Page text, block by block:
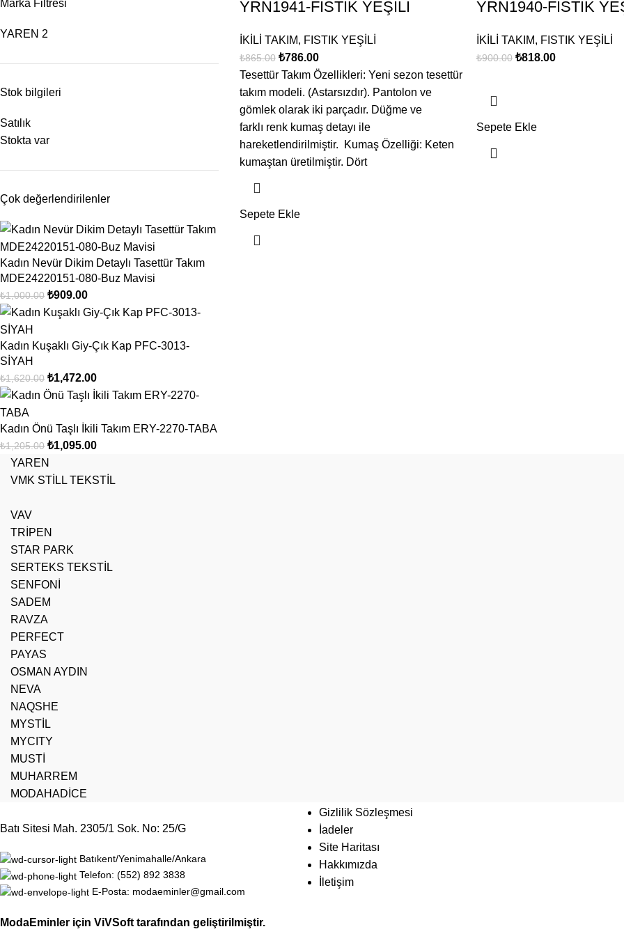
Marka Filtresi
YAREN 2
Stok bilgileri
Satılık
Stokta var
Çok değerlendirilenler
Kadın Nevür Dikim Detaylı Tasettür Takım
MDE24220151-080-Buz Mavisi
₺1,000.00 ₺909.00
Kadın Kuşaklı Giy-Çık Kap PFC-3013-
SİYAH
₺1,620.00 ₺1,472.00
Kadın Önü Taşlı İkili Takım ERY-2270-TABA
₺1,205.00 ₺1,095.00
YRN1941-FISTIK YEŞİLİ
İKİLİ TAKIM, FISTIK YEŞİLİ
₺865.00 ₺786.00
Tesettür Takım Özellikleri: Yeni sezon tesettür
takım modeli. (Astarsızdır). Pantolon ve
gömlek olarak iki parçadır. Düğme ve
farklı renk kumaş detayı ile
hareketlendirilmiştir. Kumaş Özelliği: Keten
kumaştan üretilmiştir. Dört
Sepete Ekle
YRN1940-FISTIK
İKİLİ TAKIM, FISTIK YEŞİLİ
₺900.00 ₺818.00
Sepete Ekle
YAREN
VMK STİLL TEKSTİL
VAV
TRİPEN
STAR PARK
SERTEKS TEKSTİL
SENFONİ
SADEM
RAVZA
PERFECT
PAYAS
OSMAN AYDIN
NEVA
NAQSHE
MYSTİL
MYCITY
MUSTİ
MUHARREM
MODAHADİCE
Batı Sitesi Mah. 2305/1 Sok. No: 25/G
Batıkent/Yenimahalle/Ankara
Telefon: (552) 892 3838
E-Posta: modaeminler@gmail.com
Gizlilik Sözleşmesi
İadeler
Site Haritası
Hakkımızda
İletişim
ModaEminler için ViVSoft tarafından geliştirilmiştir.